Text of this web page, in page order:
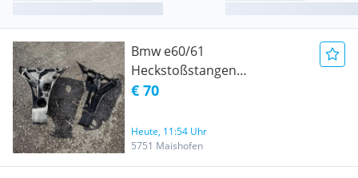
Bmw e60/61
Heckstoßstangen
Befestigungs Träger Links
€ 70
Heute, 11:54 Uhr
5751 Maishofen